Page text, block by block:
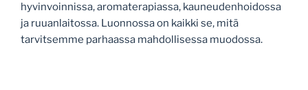
hyvinvoinnissa, aromaterapiassa, kauneudenhoidossa
ja ruuanlaitossa. Luonnossa on kaikki se, mitä
tarvitsemme parhaassa mahdollisessa muodossa.